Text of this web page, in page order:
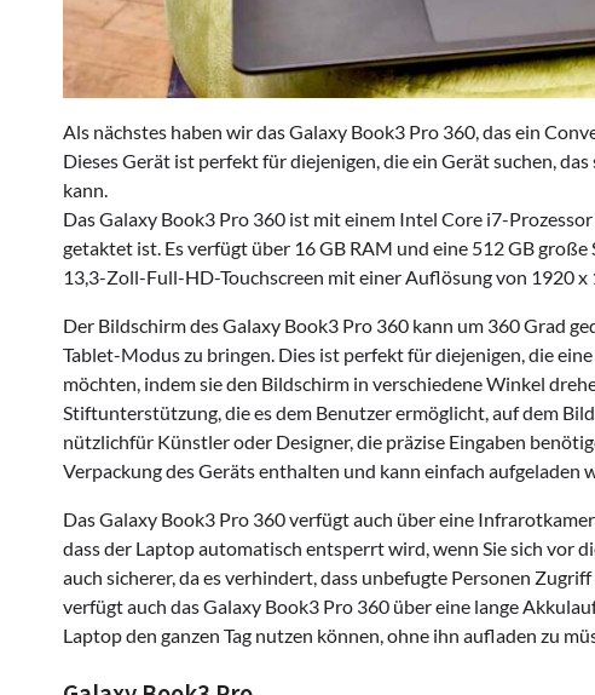
Als nächstes haben wir das Galaxy Book3 Pro 360, das ein
Dieses Gerät ist perfekt für diejenigen, die ein Gerät suchen,
kann.
Das Galaxy Book3 Pro 360 ist mit einem Intel Core i7-
getaktet ist. Es verfügt über 16 GB RAM und eine 512 GB
13,3-Zoll-Full-HD-Touchscreen mit einer Auflösung von 1920 x
Der Bildschirm des Galaxy Book3 Pro 360 kann um 360 Grad
Tablet-Modus zu bringen. Dies ist perfekt für diejenigen, die
möchten, indem sie den Bildschirm in verschiedene Winkel
Stiftunterstützung, die es dem Benutzer ermöglicht, auf dem
nützlichfür Künstler oder Designer, die präzise Eingaben
Verpackung des Geräts enthalten und kann einfach aufgeladen
Das Galaxy Book3 Pro 360 verfügt auch über eine
dass der Laptop automatisch entsperrt wird, wenn Sie sich vor
auch sicherer, da es verhindert, dass unbefugte Personen
verfügt auch das Galaxy Book3 Pro 360 über eine lange
Laptop den ganzen Tag nutzen können, ohne ihn aufladen zu